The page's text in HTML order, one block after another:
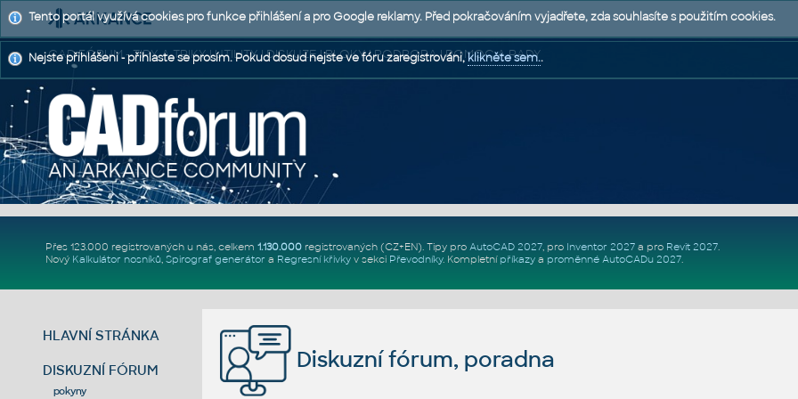
CAD FÓRUM - TIPY A TRIKY | UTILITY | DISKUZE | BLOKY | PODPORA | POMOC A RADY
Přes 123.000 registrovaných u nás, celkem 1.130.000registrovaných (CZ+EN). Tipy pro AutoCAD 2027, pro Inventor 2027a pro Revit 2027.
Nový Kalkulátor nosníků, Spirograf generátor a Regresní křivkyv sekci Převodníky. Kompletní příkazya proměnné AutoCADu 2027.
HLAVNÍ STRÁNKA
DISKUZNÍ FÓRUM
pokyny
Diskuzní fórum, poradna
Tento portál využívá cookies pro funkce přihlášení a pro Google reklamy. Před pokračováním vyjadřete, zda souhlasíte s použitím cookies.
Nejste přihlášeni - přihlaste se prosím. Pokud dosud nejste ve fóru zaregistrováni,klikněte sem..